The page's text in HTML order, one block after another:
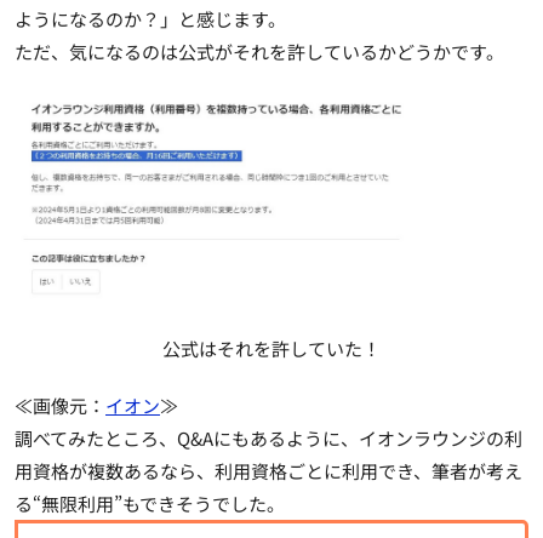
ようになるのか？」と感じます。
ただ、気になるのは公式がそれを許しているかどうかです。
公式はそれを許していた！
≪画像元： イオン≫
調べてみたところ、Q&Aにもあるように、イオンラウンジの利
用資格が複数あるなら、利用資格ごとに利用でき、筆者が考え
る“無限利用”もできそうでした。